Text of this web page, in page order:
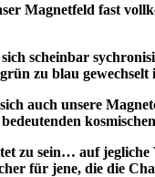
Magnetfeld fast
scheinbar
zu blau
auch unsere
zu sein… auf
für jene, die die